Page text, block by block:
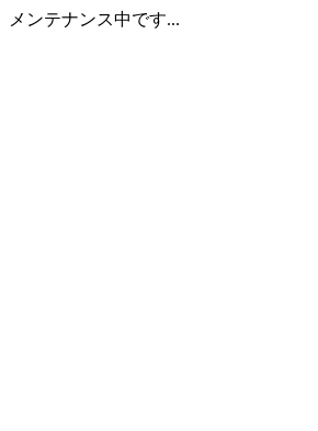
メンテナンス中です...